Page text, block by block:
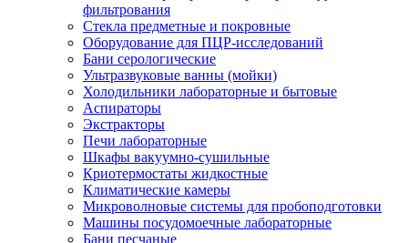
фильтрования
Стекла предметные и покровные
Оборудование для ПЦР-исследований
Бани серологические
Ультразвуковые ванны (мойки)
Холодильники лабораторные и бытовые
Аспираторы
Экстракторы
Печи лабораторные
Шкафы вакуумно-сушильные
Криотермостаты жидкостные
Климатические камеры
Микроволновые системы для пробоподготовки
Машины посудомоечные лабораторные
Бани песчаные